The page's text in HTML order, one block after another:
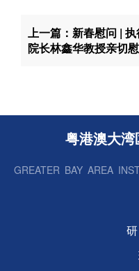
上一篇：新春慰问 |
院长林鑫华教授亲切
粤港澳大湾
GREATER BAY AREA